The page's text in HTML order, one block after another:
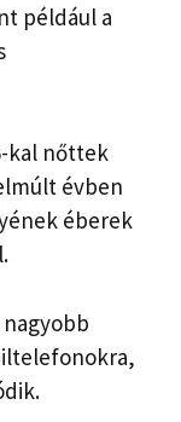
például a
kal nőttek
évben
éberek